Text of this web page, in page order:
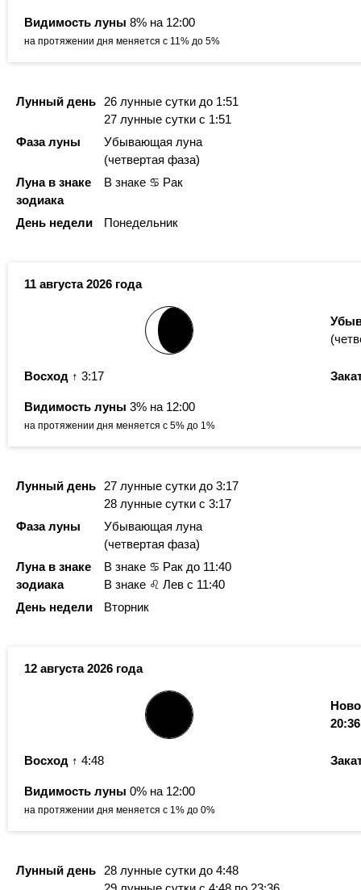
Видимость луны 8% на 12:00
на протяжении дня меняется с 11% до 5%
Лунный день 26 лунные сутки до 1:51
27 лунные сутки с 1:51
Фаза луны
Убывающая луна
(четвертая фаза)
Луна в знаке
зодиака
В знаке ♋ Рак
День недели Понедельник
11 августа 2026 года
Восход ↑ 3:17
Видимость луны 3% на 12:00
на протяжении дня меняется с 5% до 1%
Лунный день 27 лунные сутки до 3:17
28 лунные сутки с 3:17
Фаза луны
Убывающая луна
(четвертая фаза)
Луна в знаке
зодиака
В знаке ♋ Рак до 11:40
В знаке ♌ Лев с 11:40
День недели
Вторник
12 августа 2026 года
20:36
Восход ↑ 4:48
Видимость луны 0% на 12:00
на протяжении дня меняется с 1% до 0%
Лунный день 28 лунные сутки до 4:48